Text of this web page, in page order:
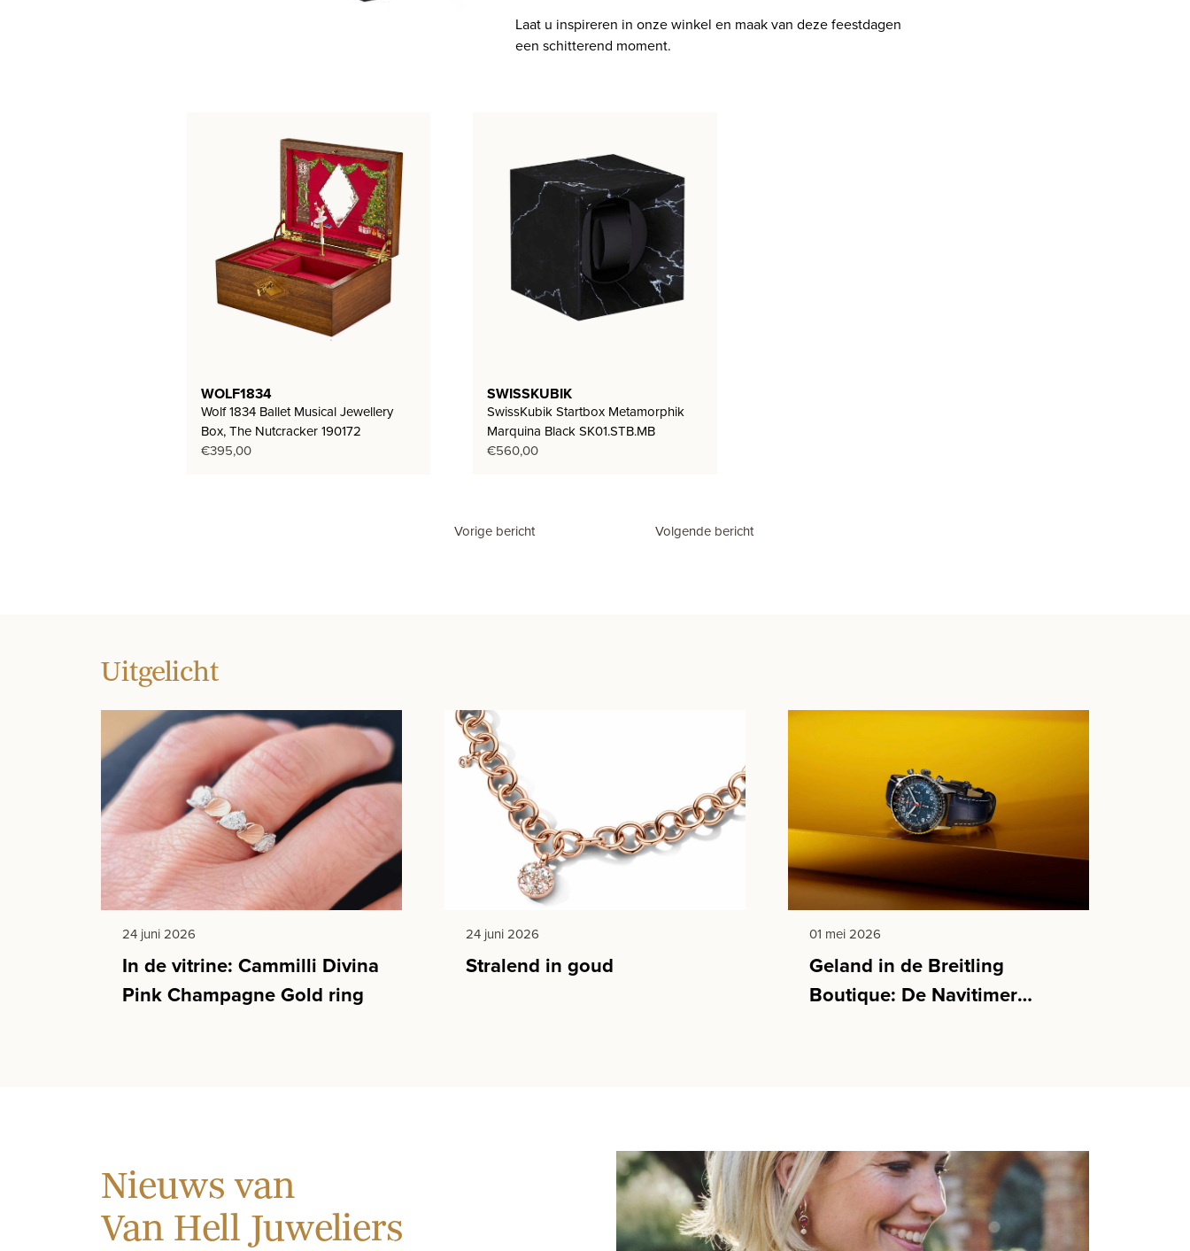
Laat u inspireren in onze winkel en maak van deze feestdagen
een schitterend moment.
WOLF1834
Wolf 1834 Ballet Musical Jewellery
Box, The Nutcracker 190172
€395,00
SWISSKUBIK
SwissKubik Startbox Metamorphik
Marquina Black SK01.STB.MB
€560,00
Vorige bericht Volgende bericht
Uitgelicht
24 juni 2026
In de vitrine: Cammilli Divina
Pink Champagne Gold ring
24 juni 2026
Stralend in goud
01 mei 2026
Geland in de Breitling
Boutique: De Navitimer
Nieuws van
Van Hell Juweliers